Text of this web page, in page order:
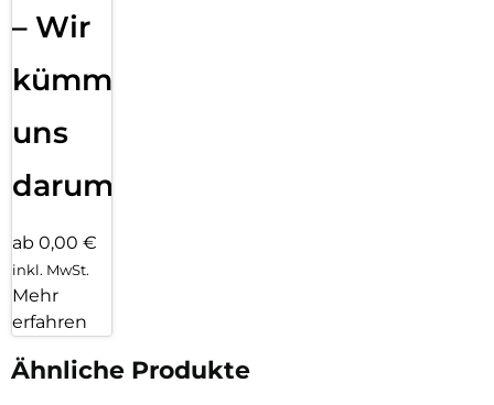
– Wir
kümmern
uns
darum!
ab 0,00 €
inkl. MwSt.
Mehr
erfahren
Ähnliche Produkte